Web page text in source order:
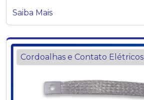
Saiba Mais
Cordoalhas e Contato Elétricos